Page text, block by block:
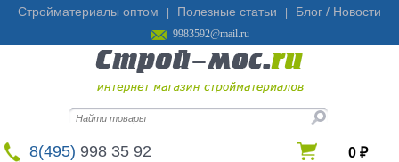
Стройматериалы оптом Полезные статьи Блог / Новости
9983592@mail.ru
8(495) 998 35 92
0 ₽